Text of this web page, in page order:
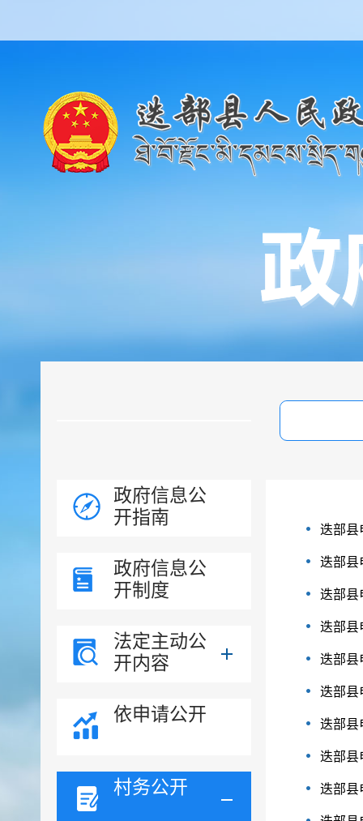
政府信息公
开指南
政府信息公
开制度
法定主动公
开内容
依申请公开
村务公开
迭部县
迭部县
迭部县
迭部县
迭部县
迭部县
迭部县
迭部县
迭部县